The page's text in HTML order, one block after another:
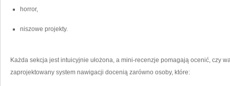
horror,
niszowe projekty.
Każda sekcja jest intuicyjnie ułożona, a mini-recenzje pomagają ocenić, czy
zaprojektowany system nawigacji docenią zarówno osoby, które: